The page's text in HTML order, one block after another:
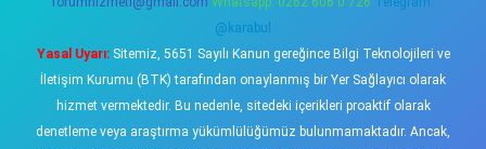
@karabul
Yasal Uyarı:Sitemiz, 5651 Sayılı Kanun gereğince Bilgi Teknolojileri ve
İletişim Kurumu (BTK) tarafından onaylanmış bir Yer Sağlayıcı olarak
hizmet vermektedir. Bu nedenle, sitedeki içerikleri proaktif olarak
denetleme veya araştırma yükümlülüğümüz bulunmamaktadır. Ancak,